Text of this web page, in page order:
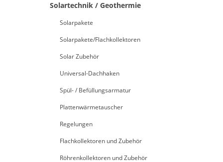
Solartechnik / Geothermie
Solarpakete
Solarpakete/Flachkollektoren
Solar Zubehör
Universal-Dachhaken
Spül- / Befüllungsarmatur
Plattenwärmetauscher
Regelungen
Flachkollektoren und Zubehör
Röhrenkollektoren und Zubehör